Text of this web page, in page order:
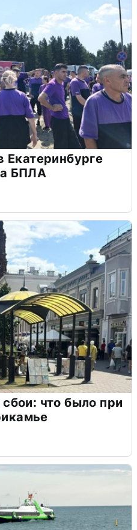
Екатеринбурге
БПЛА
что было при